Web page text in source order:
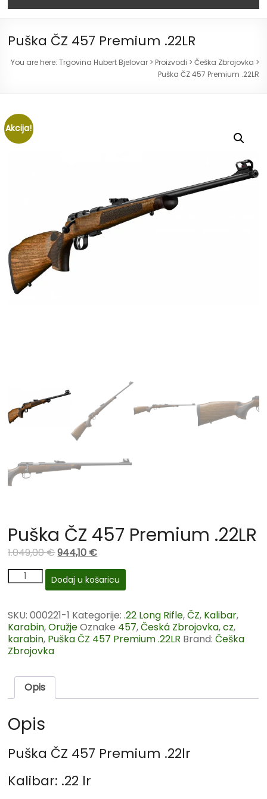
Puška ČZ 457 Premium .22LR
You are here: Trgovina Hubert Bjelovar> Proizvodi > Češka Zbrojovka >
Puška ČZ 457 Premium .22LR
Akcija!
Puška ČZ 457 Premium .22LR
1.049,00€944,10 €
Dodaj u košaricu
SKU:000221-1 Kategorije:.22 Long Rifle,ČZ, Kalibar,
Karabin,OružjeOznake 457,Česká Zbrojovka,cz,
karabin, Puška ČZ 457 Premium .22LR Brand:Češka
Zbrojovka
Opis
Opis
Puška ČZ 457 Premium .22lr
Kalibar: .22 lr